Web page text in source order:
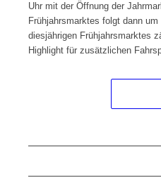
Uhr mit der Öffnung der
Frühjahrsmarktes folgt dann
diesjährigen Frühjahrsmarktes
Highlight für zusätzlichen